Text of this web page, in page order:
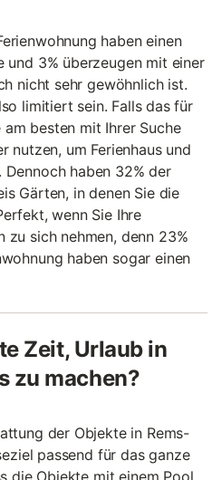
haben einen
und 3% überzeugen mit einer
nicht sehr gewöhnlich ist.
limitiert sein. Falls das für
besten mit Ihrer Suche
nutzen, um Ferienhaus und
haben 32% der
Gärten, in denen Sie die
wenn Sie Ihre
zu sich nehmen, denn 23%
haben sogar einen
Zeit, Urlaub in
zu machen?
der Objekte in Rems-
passend für das ganze
die Objekte mit einem Pool,